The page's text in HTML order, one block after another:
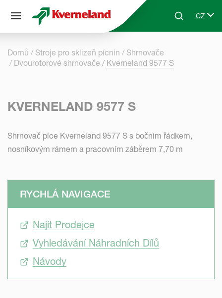
Skip to main contentSearchCZ
Select
Domů Stroje pro sklizeň pícnin
Shrnovače
Dvourotorové shrnovače
Kverneland 9577 S
KVERNELAND 9577 S
Shrnovač píce Kverneland 9577 S s bočním řádkem,
nosníkovým rámem a pracovním záběrem 7,70 m
RYCHLÁ NAVIGACE
Najít Prodejce
Vyhledávání Náhradních Dílů
Návody
Panel pro správu cookies